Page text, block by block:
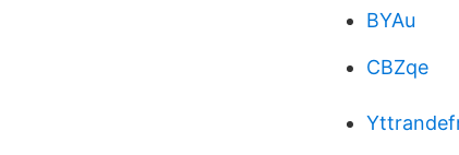
BYAu
CBZqe